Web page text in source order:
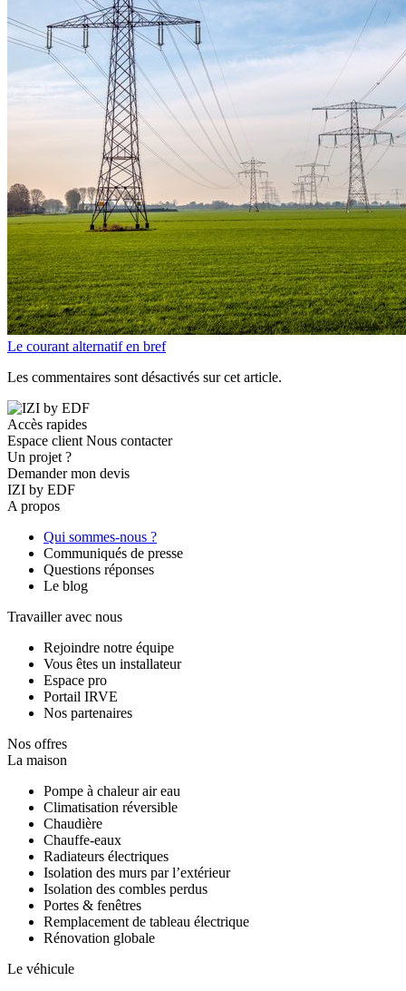
Le courant alternatif en bref
Les commentaires sont désactivés sur cet article.
Accès rapides
Espace client Nous contacter
Un projet ?
Demander mon devis
IZI by EDF
A propos
Qui sommes-nous ?
Communiqués de presse
Questions réponses
Le blog
Travailler avec nous
Rejoindre notre équipe
Vous êtes un installateur
Espace pro
Portail IRVE
Nos partenaires
Nos offres
La maison
Pompe à chaleur air eau
Climatisation réversible
Chaudière
Chauffe-eaux
Radiateurs électriques
Isolation des murs par l’extérieur
Isolation des combles perdus
Portes & fenêtres
Remplacement de tableau électrique
Rénovation globale
Le véhicule